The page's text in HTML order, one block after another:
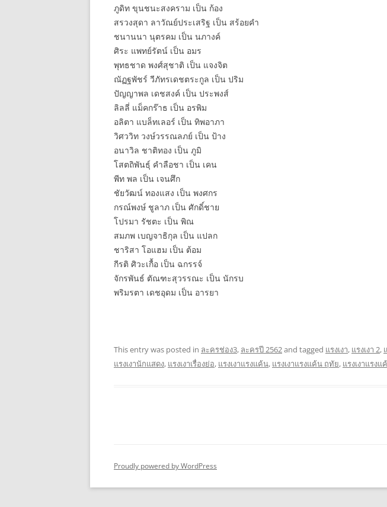
ภูดิท ขุนชนะสงคราม เป็น ก้อง
สรวงสุดา ลาวัณย์ประเสริฐ เป็น สร้อยคำ
ชนานนา นุตรคม เป็น นภางค์
ศิระ แพทย์รัตน์ เป็น อมร
พุทธชาด พงศ์สุชาติ เป็น แจงจิต
ณัฏฐพัชร์ วีภัทรเดชตระกูล เป็น ปริม
ปัญญาพล เดชสงค์ เป็น ประพงส์
ลิลลี่ แม็คกร๊าธ เป็น อรพิม
อลิตา แบล็ทเลอร์ เป็น ทิพอาภา
วิศววิท วงษ์วรรณลภย์ เป็น ป้าง
อนาวิล ชาติทอง เป็น ภูมิ
โสตถิพันธุ์ คำลือชา เป็น เคน
พีท พล เป็น เจนศึก
ชัยวัฒน์ ทองแสง เป็น พงศกร
กรณ์พงษ์ ชูลาภ เป็น ศักดิ์ชาย
โปรมา รัชตะ เป็น พิณ
สมภพ เบญจาธิกุล เป็น แปลก
ชาริสา โอแฮม เป็น ต้อม
กีรติ ศิวะเกื้อ เป็น ฉกรรจ์
จักรพันธ์ ตัณฑะสุวรรณะ เป็น นักรบ
พริมรตา เดชอุดม เป็น อารยา
This entry was posted in ละครช่อง3, ละครปี 2562and tagged แรงเงา, แรงเงา 2,
แรงเงานักแสดง, แรงเงาเรื่องย่อ, แรงเงาแรงแค้น, แรงเงาแรงแค้น ฤทัย, แรงเงาแรงแ
Proudly powered by WordPress